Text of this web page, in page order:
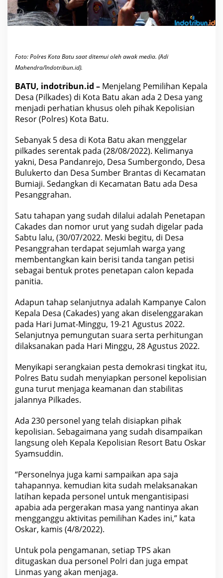
t
e
r
k
K
a
a
n
a
n
M
e
e
a
n
g
P
i
l
k
e
s
d
i
o
t
a
B
Foto: Polres Kota Batu saat ditemui oleh awak media. (Adi
Mahendra/Indotribun.id).
BATU, indotribun.id – Menjelang Pemilihan Kepala
Desa (Pilkades) di Kota Batu akan ada 2 Desa yang
menjadi perhatian khusus oleh pihak Kepolisian
Resor (Polres) Kota Batu.
Sebanyak 5 desa di Kota Batu akan menggelar
pilkades serentak pada (28/08/2022). Kelimanya
yakni, Desa Pandanrejo, Desa Sumbergondo, Desa
Bulukerto dan Desa Sumber Brantas di Kecamatan
Bumiaji. Sedangkan di Kecamatan Batu ada Desa
Pesanggrahan.
Satu tahapan yang sudah dilalui adalah Penetapan
Cakades dan nomor urut yang sudah digelar pada
Sabtu lalu, (30/07/2022. Meski begitu, di Desa
Pesanggrahan terdapat sejumlah warga yang
membentangkan kain berisi tanda tangan petisi
sebagai bentuk protes penetapan calon kepada
panitia.
Adapun tahap selanjutnya adalah Kampanye Calon
Kepala Desa (Cakades) yang akan diselenggarakan
pada Hari Jumat-Minggu, 19-21 Agustus 2022.
Selanjutnya pemungutan suara serta perhitungan
dilaksanakan pada Hari Minggu, 28 Agustus 2022.
Menyikapi serangkaian pesta demokrasi tingkat itu,
Polres Batu sudah menyiapkan personel kepolisian
guna turut menjaga keamanan dan stabilitas
jalannya Pilkades.
Ada 230 personel yang telah disiapkan pihak
kepolisian. Sebagaimana yang sudah disampaikan
langsung oleh Kepala Kepolisian Resort Batu Oskar
Syamsuddin.
“Personelnya juga kami sampaikan apa saja
tahapannya. kemudian kita sudah melaksanakan
latihan kepada personel untuk mengantisipasi
apabia ada pergerakan masa yang nantinya akan
mengganggu aktivitas pemilihan Kades ini,” kata
Oskar, kamis (4/8/2022).
Untuk pola pengamanan, setiap TPS akan
ditugaskan dua personel Polri dan juga empat
Linmas yang akan menjaga.